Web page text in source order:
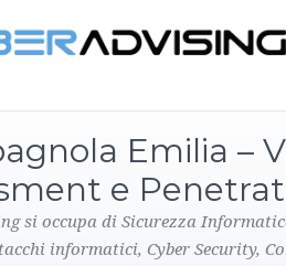
Emilia –
e
si occupa di Sicurezza
informatici, Cyber Security,